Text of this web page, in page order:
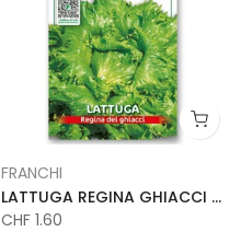
FRANCHI
LATTUGA REGINA GHIACCI VX
CHF 1.60